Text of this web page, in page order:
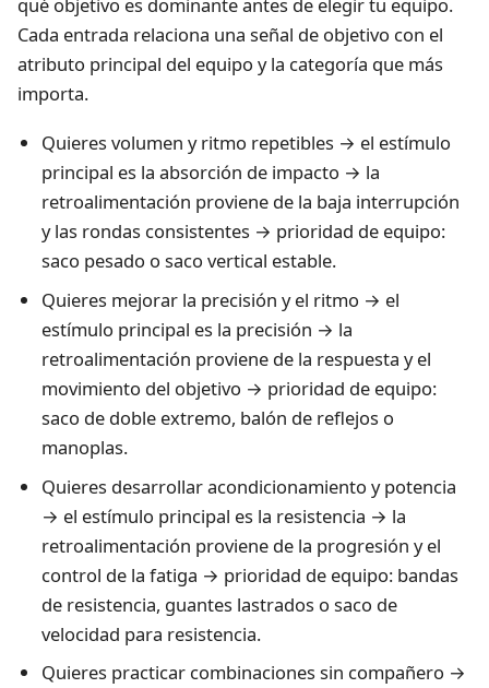
Cada entrada relaciona una señal de objetivo con el
atributo principal del equipo y la categoría que más
importa.
Quieres volumen y ritmo repetibles → el estímulo
principal es la absorción de impacto → la
retroalimentación proviene de la baja interrupción
y las rondas consistentes → prioridad de equipo:
saco pesado o saco vertical estable.
Quieres mejorar la precisión y el ritmo → el
estímulo principal es la precisión → la
retroalimentación proviene de la respuesta y el
movimiento del objetivo → prioridad de equipo:
saco de doble extremo, balón de reflejos o
manoplas.
Quieres desarrollar acondicionamiento y potencia
→ el estímulo principal es la resistencia → la
retroalimentación proviene de la progresión y el
control de la fatiga → prioridad de equipo: bandas
de resistencia, guantes lastrados o saco de
velocidad para resistencia.
Quieres practicar combinaciones sin compañero →